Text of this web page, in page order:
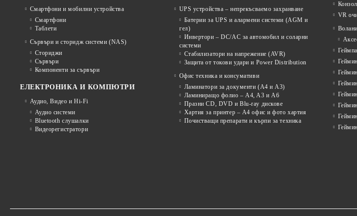
Смартфони и мобилни устройства
Смартфони
Таблети
Сървъри и сторидж системи (NAS)
Сториджи
Сървъри
Компоненти за сървъри
ЕЛЕКТРОНИКА И КОМПЮТРИ
Аудио, Видео и Hi-Fi
Аудио системи
Bluetooth слушалки
Видеорегистратори
UPS устройства – непрекъсваемо захранване
Батерии за UPS и алармени системи (AGM и
гел)
Инвертори – DC/AC за автомобил и соларни
системи
Стабилизатори на напрежение (AVR)
Защита от токови удари и Power Distribution
Офис техника и консумативи
Ламинатори за документи (A4 и A3)
Ламиниращо фолио – A4, A3 и A6
Празни CD, DVD и Blu-ray дискове
Хартия за принтер – A4 офис и фото хартия
Почистващи препарати и кърпи за техника
VR